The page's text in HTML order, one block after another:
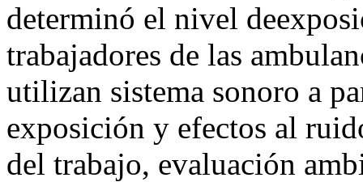
determinó el nivel
trabajadores de las
utilizan sistema sonoro a
exposición y efectos al
del trabajo, evaluación